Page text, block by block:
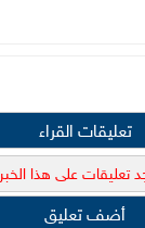
تعليقات القراء
تعليقات على هذا الخبر
أضف تعليق